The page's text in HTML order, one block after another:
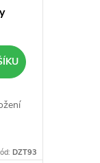
DZT93